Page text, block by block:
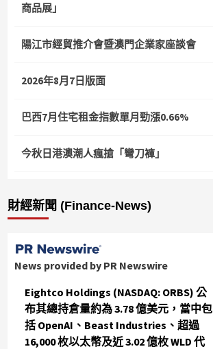
商品展」
陽江市經貿推介會暨澳門企業家座談會
2026年8月7日版面
巴西7月住宅租金指數單月勁漲0.66%
今秋日港澳潮人瘋搶「彎刀褲」
財經新聞 (Finance-News)
News provided by PR Newswire
Eightco Holdings (NASDAQ: ORBS) 公
布其總持倉量約為 3.78 億美元，當中包
括 OpenAI、Beast Industries、超過
16,000 枚以太幣及近 3.02 億枚 WLD 代